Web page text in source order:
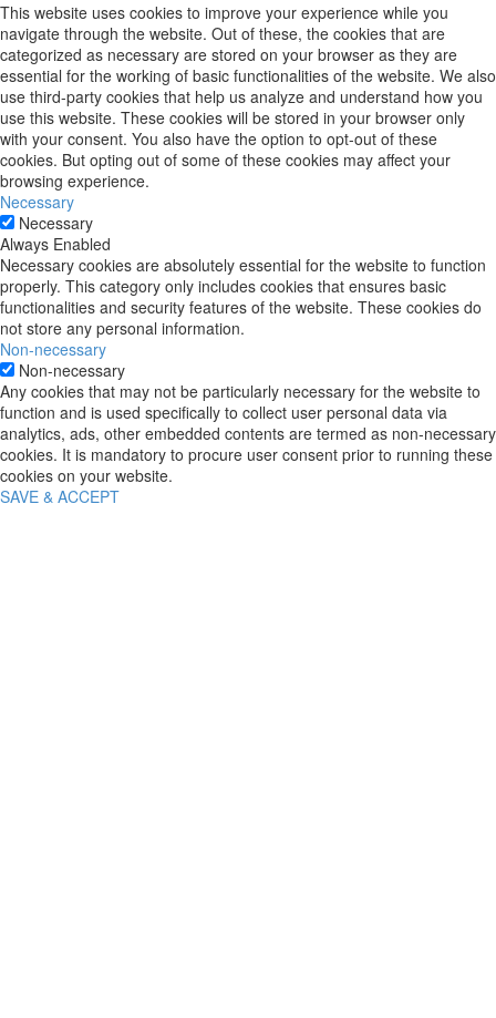
This website uses cookies to improve your experience while you
navigate through the website. Out of these, the cookies that are
categorized as necessary are stored on your browser as they are
essential for the working of basic functionalities of the website. We also
use third-party cookies that help us analyze and understand how you
use this website. These cookies will be stored in your browser only
with your consent. You also have the option to opt-out of these
cookies. But opting out of some of these cookies may affect your
browsing experience.
Necessary
Necessary
Always Enabled
Necessary cookies are absolutely essential for the website to function
properly. This category only includes cookies that ensures basic
functionalities and security features of the website. These cookies do
not store any personal information.
Non-necessary
Non-necessary
Any cookies that may not be particularly necessary for the website to
function and is used specifically to collect user personal data via
analytics, ads, other embedded contents are termed as non-necessary
cookies. It is mandatory to procure user consent prior to running these
cookies on your website.
SAVE & ACCEPT